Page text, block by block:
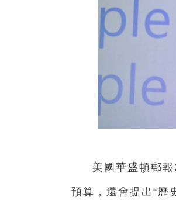
美國華盛頓郵
預算，還會提出“歷